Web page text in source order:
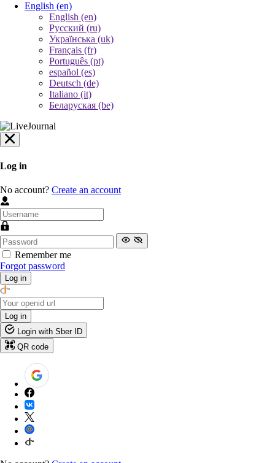
English (en)
English (en)
Русский (ru)
Українська (uk)
Français (fr)
Português (pt)
español (es)
Deutsch (de)
Italiano (it)
Беларуская (be)
Log in
No account? Create an account
Remember me
Forgot password
Log in
Log in
Login with Sber ID
QR code